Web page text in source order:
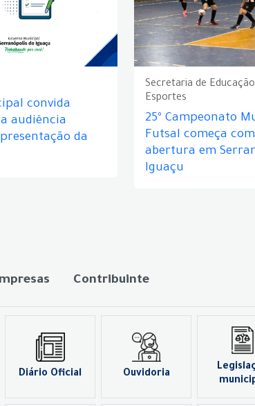
convida
audiência
da
Secretaria de
Esportes
25º Campeonato
Futsal começa
abertura em
Iguaçu
Contribuinte
Diário Oficial Ouvidoria